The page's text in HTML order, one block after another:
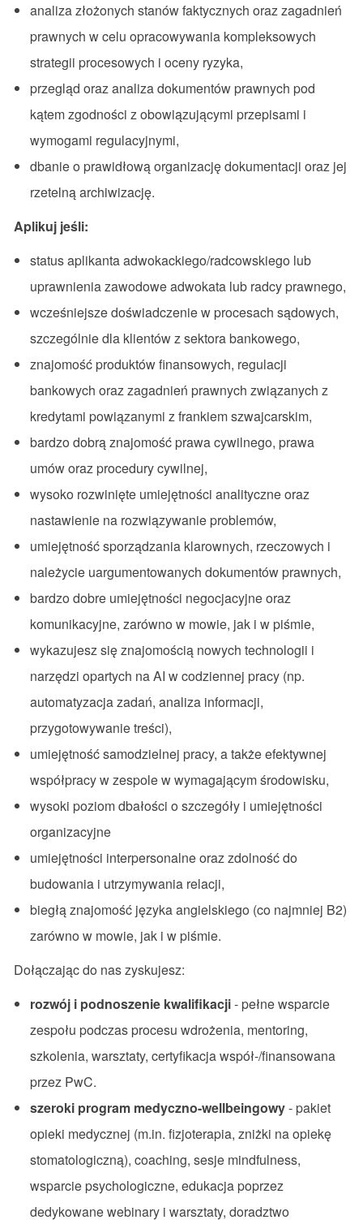
analiza złożonych stanów faktycznych oraz zagadnień
prawnych w celu opracowywania kompleksowych
strategii procesowych i oceny ryzyka,
przegląd oraz analiza dokumentów prawnych pod
kątem zgodności z obowiązującymi przepisami i
wymogami regulacyjnymi,
dbanie o prawidłową organizację dokumentacji oraz jej
rzetelną archiwizację.
Aplikuj jeśli:
status aplikanta adwokackiego/radcowskiego lub
uprawnienia zawodowe adwokata lub radcy prawnego,
wcześniejsze doświadczenie w procesach sądowych,
szczególnie dla klientów z sektora bankowego,
znajomość produktów finansowych, regulacji
bankowych oraz zagadnień prawnych związanych z
kredytami powiązanymi z frankiem szwajcarskim,
bardzo dobrą znajomość prawa cywilnego, prawa
umów oraz procedury cywilnej,
wysoko rozwinięte umiejętności analityczne oraz
nastawienie na rozwiązywanie problemów,
umiejętność sporządzania klarownych, rzeczowych i
należycie uargumentowanych dokumentów prawnych,
bardzo dobre umiejętności negocjacyjne oraz
komunikacyjne, zarówno w mowie, jak i w piśmie,
wykazujesz się znajomością nowych technologii i
narzędzi opartych na AI w codziennej pracy (np.
automatyzacja zadań, analiza informacji,
przygotowywanie treści),
umiejętność samodzielnej pracy, a także efektywnej
współpracy w zespole w wymagającym środowisku,
wysoki poziom dbałości o szczegóły i umiejętności
organizacyjne
umiejętności interpersonalne oraz zdolność do
budowania i utrzymywania relacji,
biegłą znajomość języka angielskiego (co najmniej B2)
zarówno w mowie, jak i w piśmie.
Dołączając do nas zyskujesz:
rozwój i podnoszenie kwalifikacji- pełne wsparcie
zespołu podczas procesu wdrożenia, mentoring,
szkolenia, warsztaty, certyfikacja współ-/finansowana
przez PwC.
szeroki program medyczno-wellbeingowy- pakiet
opieki medycznej (m.in. fizjoterapia, zniżki na opiekę
stomatologiczną), coaching, sesje mindfulness,
wsparcie psychologiczne, edukacja poprzez
dedykowane webinary i warsztaty, doradztwo